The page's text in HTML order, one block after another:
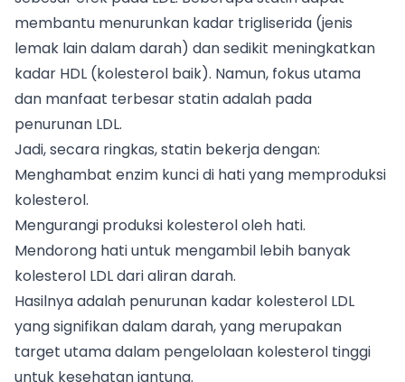
membantu menurunkan kadar trigliserida (jenis
lemak lain dalam darah) dan sedikit meningkatkan
kadar HDL (kolesterol baik). Namun, fokus utama
dan manfaat terbesar statin adalah pada
penurunan LDL.
Jadi, secara ringkas, statin bekerja dengan:
Menghambat enzim kunci di hati yang memproduksi
kolesterol.
Mengurangi produksi kolesterol oleh hati.
Mendorong hati untuk mengambil lebih banyak
kolesterol LDL dari aliran darah.
Hasilnya adalah penurunan kadar kolesterol LDL
yang signifikan dalam darah, yang merupakan
target utama dalam pengelolaan kolesterol tinggi
untuk kesehatan jantung.